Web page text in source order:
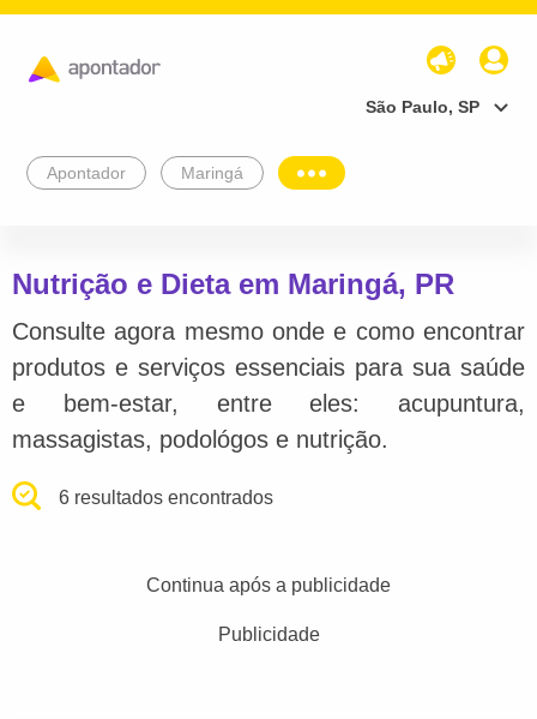
São Paulo, SP
Apontador Maringá
Nutrição e Dieta em Maringá, PR
Consulte agora mesmo onde e como encontrar
produtos e serviços essenciais para sua saúde
e bem-estar, entre eles: acupuntura,
massagistas, podológos e nutrição.
6 resultados encontrados
Continua após a publicidade
Publicidade